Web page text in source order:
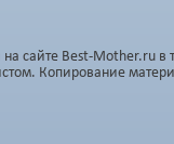
сайте Best-Mother.ru
Копирование